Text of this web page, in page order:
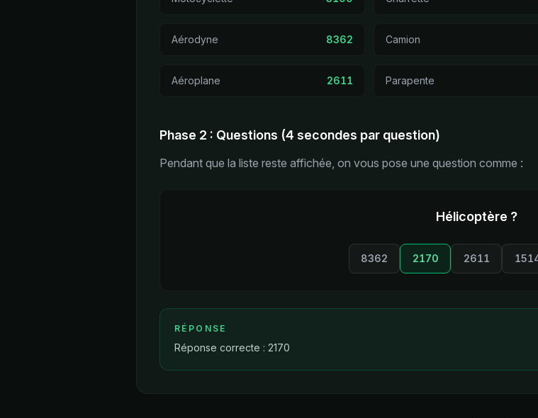
Aérodyne 8362 Camion
Aéroplane 2611 Parapente
Phase 2 : Questions (4 secondes par question)
Pendant que la liste reste affichée, on vous pose une question comme :
Hélicoptère ?
8362 2170(bonne réponse)
2611
RÉPONSE
Réponse correcte : 2170